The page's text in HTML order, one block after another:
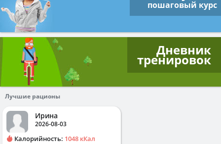
пошаговый курс
Дневник
тренировок
Лучшие рационы
Ирина
2026-08-03
Калорийность: 1048 кКал